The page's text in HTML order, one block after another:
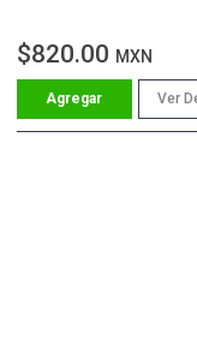
$820.00 MXN
Ver